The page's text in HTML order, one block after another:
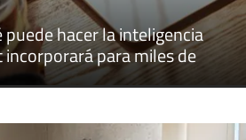
puede hacer la inteligencia
para miles de